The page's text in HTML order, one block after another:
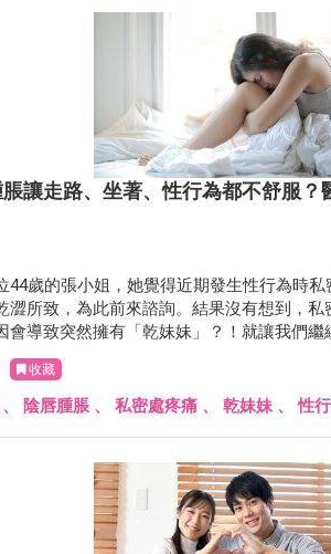
讓走路、坐著、性行為都不舒服
44歲的張小姐，她覺得近期發生性行為時
澀所致，為此前來諮詢。結果沒有想到，
會導致突然擁有「乾妹妹」？！就讓我們繼
收藏
陰唇腫脹 、 私密處疼痛 、 乾妹妹、性